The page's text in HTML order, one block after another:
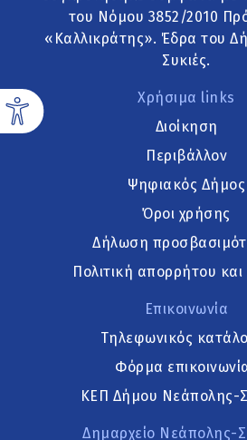
του Νόμου 3852/2010
«Καλλικράτης». Έδρα του
Συκιές.
Χρήσιμα links
Διοίκηση
Περιβάλλον
Ψηφιακός Δήμος
Όροι χρήσης
Δήλωση
Πολιτική απορρήτου
Επικοινωνία
Τηλεφωνικός
Φόρμα
ΚΕΠ Δήμου Νεάπολης-
Δημαρχείο Νεάπολης-